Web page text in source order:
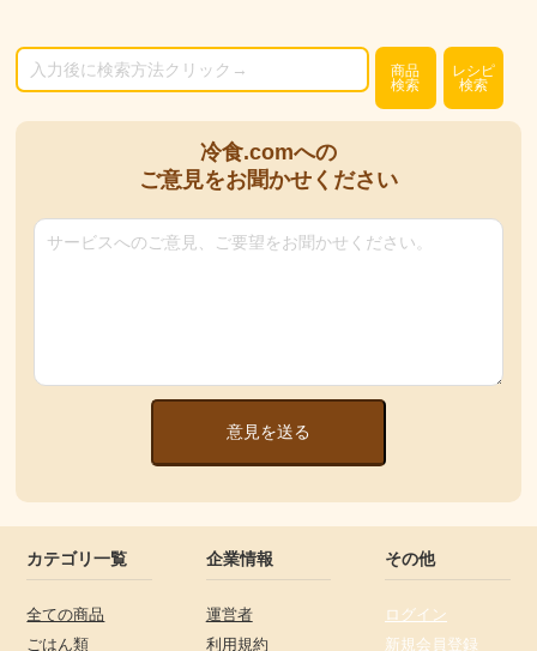
商品
検索
レシピ
検索
冷食.comへの
ご意見をお聞かせください
意見を送る
カテゴリ一覧
全ての商品
ごはん類
企業情報
運営者
利用規約
その他
ログイン
新規会員登録